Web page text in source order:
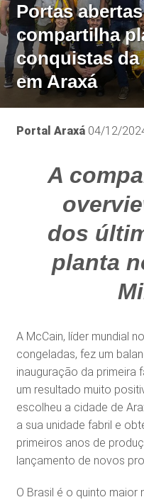
Portas
compartilha
conquistas da
em Araxá
Portal Araxá 04/12/
A
dos
planta
A McCain, líder mundial
congeladas, fez um
inauguração da primeira
um resultado muito
escolheu a cidade de
a sua unidade fabril e
primeiros anos de
lançamento de novos
O Brasil é o quinto